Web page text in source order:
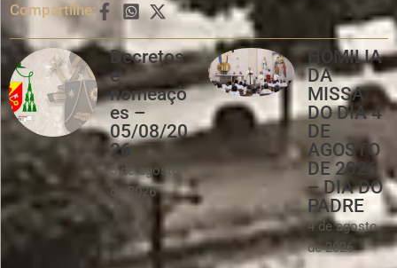
Compartilhe:
Decretos
e
nomeaçõ
es –
05/08/20
26
5 de agosto
de 2026
HOMILIA
DA
MISSA
DO DIA 4
DE
AGOSTO
DE 2026
– DIA DO
PADRE
4 de agosto
de 2026